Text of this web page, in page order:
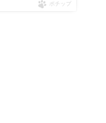
ポチップ